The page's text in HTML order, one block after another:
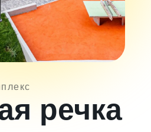
речка